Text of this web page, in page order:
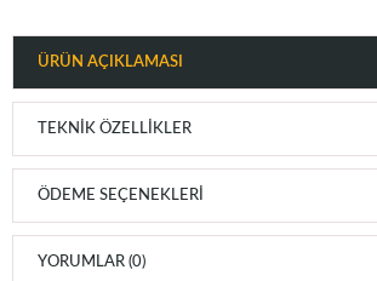
ÜRÜN AÇIKLAMASI
TEKNIK ÖZELLIKLER
ÖDEME SEÇENEKLERI
YORUMLAR (0)